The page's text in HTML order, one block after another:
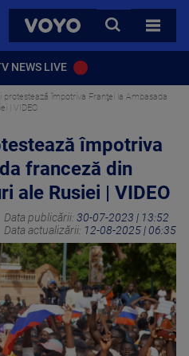
VOYO
CAUTA
TOATE
NEWS LIVE
protestează împotriva Franţei la Ambasada
| VIDEO
împotriva
franceză din
ale Rusiei | VIDEO
Data publicării: 30-07-2023 | 13:52
Data actualizării: 12-08-2025 | 06:35